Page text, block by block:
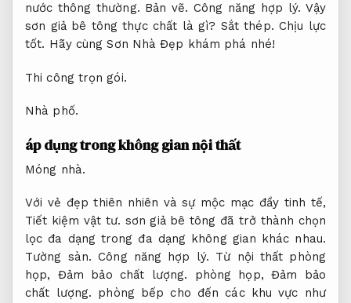
nước thông thường. Bản vẽ. Công năng hợp lý. Vậy
sơn giả bê tông thực chất là gì? Sắt thép. Chịu lực
tốt. Hãy cùng Sơn Nhà Đẹp khám phá nhé!
Thi công trọn gói.
Nhà phố.
áp dụng trong không gian nội thất
Móng nhà.
Với vẻ đẹp thiên nhiên và sự mộc mạc đầy tinh tế,
Tiết kiệm vật tư. sơn giả bê tông đã trở thành chọn
lọc đa dạng trong đa dạng không gian khác nhau.
Tường sàn. Công năng hợp lý. Từ nội thất phòng
họp, Đảm bảo chất lượng. phòng họp,Đảm bảo
chất lượng. phòng bếp cho đến các khu vực như